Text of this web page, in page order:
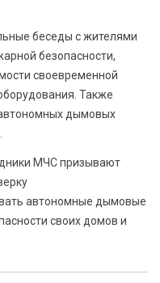
беседы с жителями
безопасности,
своевременной
Также
дымовых
МЧС призывают
автономные дымовые
своих домов и